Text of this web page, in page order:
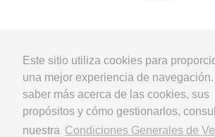
Este sitio utiliza cookies para
una mejor experiencia de
saber más acerca de las cookies, sus
propósitos y cómo gestionarlos,
nuestra Condiciones Generales de
Copyright © 2026 LG Arts Crafts